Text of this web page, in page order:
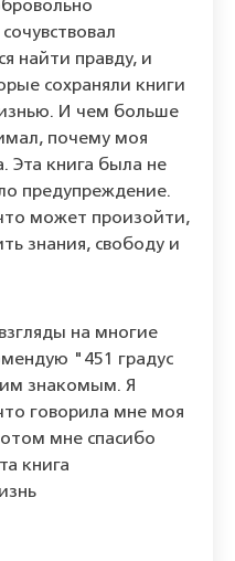
найти правду, и
сохраняли книги
И чем больше
почему моя
Эта книга была не
предупреждение.
может произойти,
знания, свободу и
на многие
"451 градус
знакомым. Я
говорила мне моя
мне спасибо
книга